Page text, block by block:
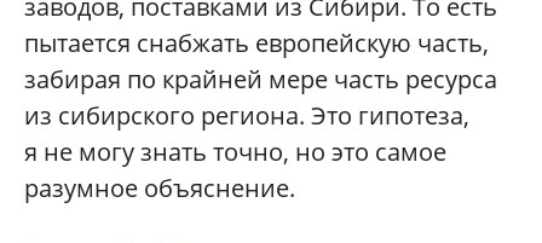
заводов, поставками из Сибири. То есть
пытается снабжать европейскую часть,
забирая по крайней мере часть ресурса
из сибирского региона. Это гипотеза,
я не могу знать точно, но это самое
разумное объяснение.